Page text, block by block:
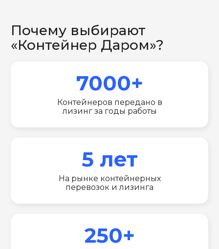
Почему выбирают
«Контейнер Даром»?
7000+
Контейнеров передано в
лизинг за годы работы
5 лет
На рынке контейнерных
перевозок и лизинга
250+